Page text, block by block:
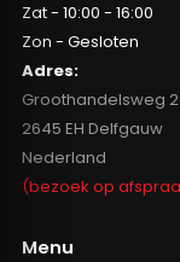
Zat - 10:00 - 16:00
Zon - Gesloten
Adres:
Groothandelsweg
2645 EH Delfgauw
Nederland
(bezoek op
Menu